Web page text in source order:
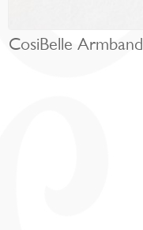
CosiBelle Armband